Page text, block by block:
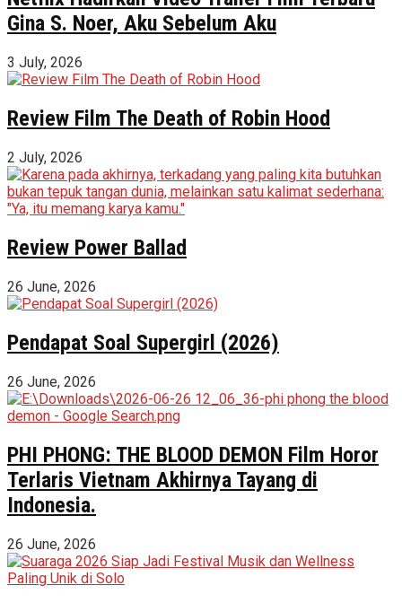
Gina S. Noer, Aku Sebelum Aku
3 July, 2026
Review Film The Death of Robin Hood
2 July, 2026
Review Power Ballad
26 June, 2026
Pendapat Soal Supergirl (2026)
26 June, 2026
PHI PHONG: THE BLOOD DEMON Film Horor
Terlaris Vietnam Akhirnya Tayang di
Indonesia.
26 June, 2026